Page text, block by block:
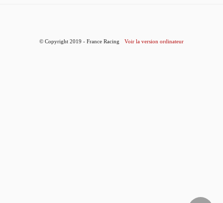
© Copyright 2019 - France Racing Voir la version ordinateur